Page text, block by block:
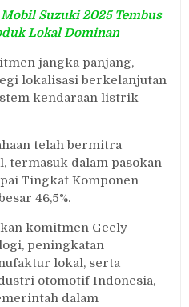
Suzuki 2025 Tembus
Lokal Dominan
jangka panjang,
lokalisasi berkelanjutan
kendaraan listrik
telah bermitra
termasuk dalam pasokan
Tingkat Komponen
46,5%.
komitmen Geely
peningkatan
lokal, serta
otomotif Indonesia,
dalam